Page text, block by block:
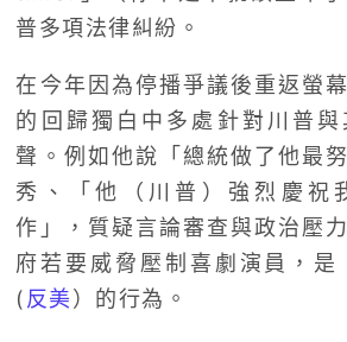
普多項法律糾紛。
在今年因為停播爭議後重返螢
的回歸獨白中多處針對川普
聲。例如他說「總統做了他最
秀、「他（川普）強烈慶祝
作」，質疑言論審查與政治壓
府若要威脅壓制喜劇演員，
( 反美）的行為。